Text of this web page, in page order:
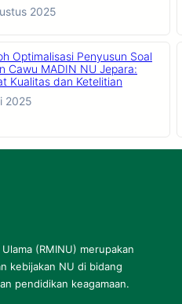
2025
Optimalisasi Penyusun Soal
Cawu MADIN NU Jepara:
Kualitas dan Ketelitian
2025
(RMINU) merupakan
kebijakan NU di bidang
pendidikan keagamaan.